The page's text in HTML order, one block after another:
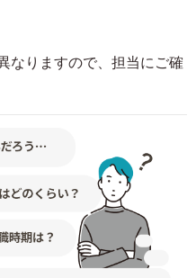
なりますので、担当にご確